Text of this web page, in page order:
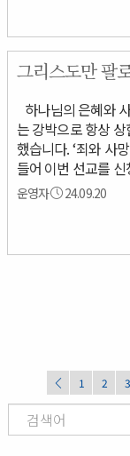
그리스도만 팔
하나님의 은혜와
는 강박으로 항상
했습니다. ‘죄와 사
들어 이번 선교를
운영자 24.09.20
1 2 3